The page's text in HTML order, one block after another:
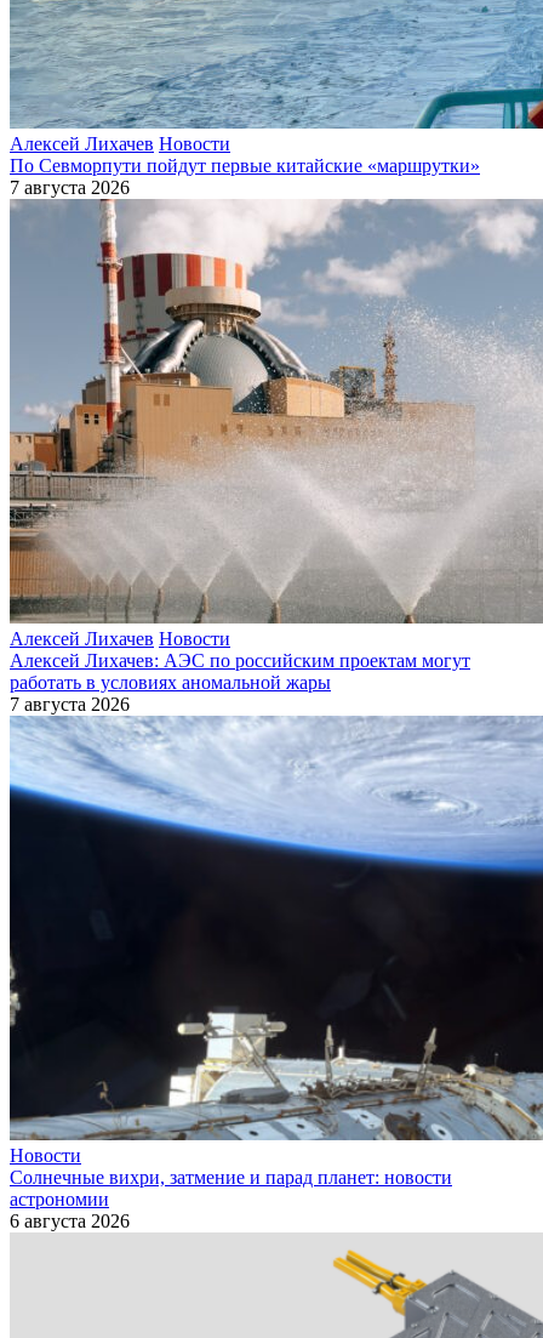
Алексей Лихачев Новости
По Севморпути пойдут первые китайские «маршрутки»
7 августа 2026
Алексей Лихачев Новости
Алексей Лихачев: АЭС по российским проектам могут
работать в условиях аномальной жары
7 августа 2026
Новости
Солнечные вихри, затмение и парад планет: новости
астрономии
6 августа 2026